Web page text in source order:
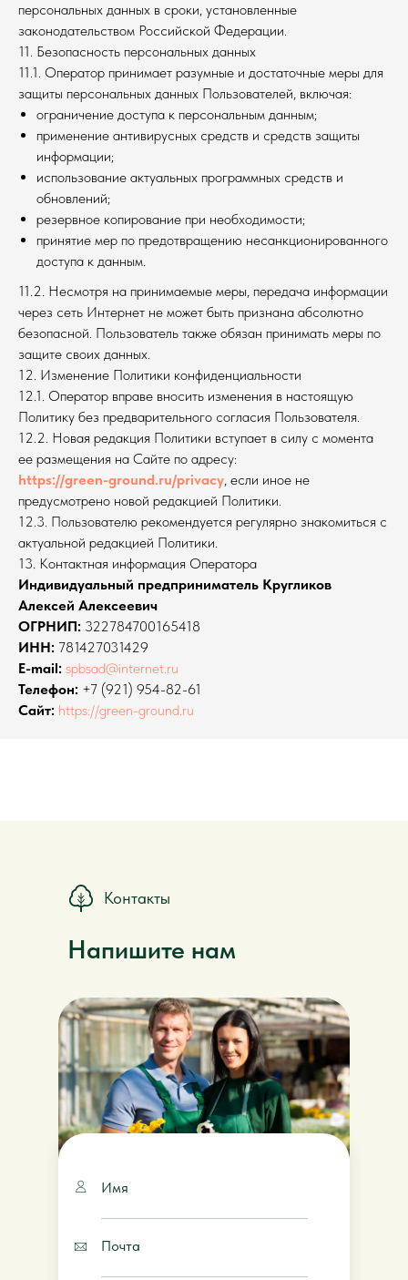
персональных данных в сроки, установленные
законодательством Российской Федерации.
11. Безопасность персональных данных
11.1. Оператор принимает разумные и достаточные меры для
защиты персональных данных Пользователей, включая:
ограничение доступа к персональным данным;
применение антивирусных средств и средств защиты
информации;
использование актуальных программных средств и
обновлений;
резервное копирование при необходимости;
принятие мер по предотвращению несанкционированного
доступа к данным.
11.2. Несмотря на принимаемые меры, передача информации
через сеть Интернет не может быть признана абсолютно
безопасной. Пользователь также обязан принимать меры по
защите своих данных.
12. Изменение Политики конфиденциальности
12.1. Оператор вправе вносить изменения в настоящую
Политику без предварительного согласия Пользователя.
12.2. Новая редакция Политики вступает в силу с момента
ее размещения на Сайте по адресу:
https://green-ground.ru/privacy, если иное не
предусмотрено новой редакцией Политики.
12.3. Пользователю рекомендуется регулярно знакомиться с
актуальной редакцией Политики.
13. Контактная информация Оператора
Индивидуальный предприниматель Кругликов
Алексей Алексеевич
ОГРНИП: 322784700165418
ИНН: 781427031429
E-mail: spbsad@internet.ru
Телефон: +7 (921) 954-82-61
Сайт: https://green-ground.ru
Напишите нам
Контакты
Имя
Почта